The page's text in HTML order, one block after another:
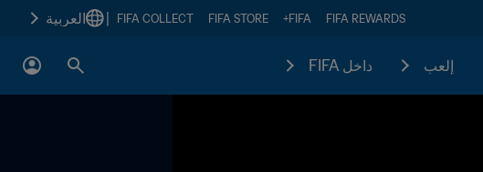
FIFA REWARDS
FIFA+
FIFA STORE
FIFA COLLECT العربية
إلعب داخل FIFA